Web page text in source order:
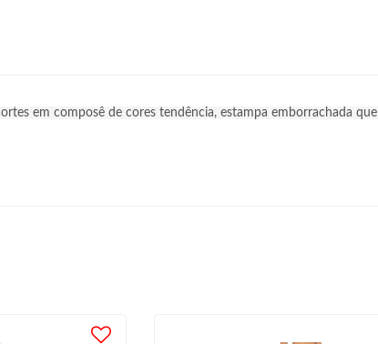
em composê de cores tendência, estampa emborrachada